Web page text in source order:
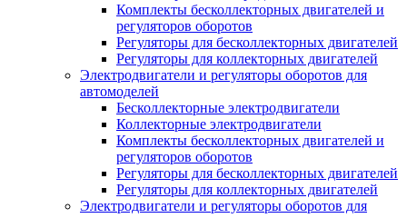
Комплекты бесколлекторных двигателей и
регуляторов оборотов
Регуляторы для бесколлекторных двигателей
Регуляторы для коллекторных двигателей
Электродвигатели и регуляторы оборотов для
автомоделей
Бесколлекторные электродвигатели
Коллекторные электродвигатели
Комплекты бесколлекторных двигателей и
регуляторов оборотов
Регуляторы для бесколлекторных двигателей
Регуляторы для коллекторных двигателей
Электродвигатели и регуляторы оборотов для